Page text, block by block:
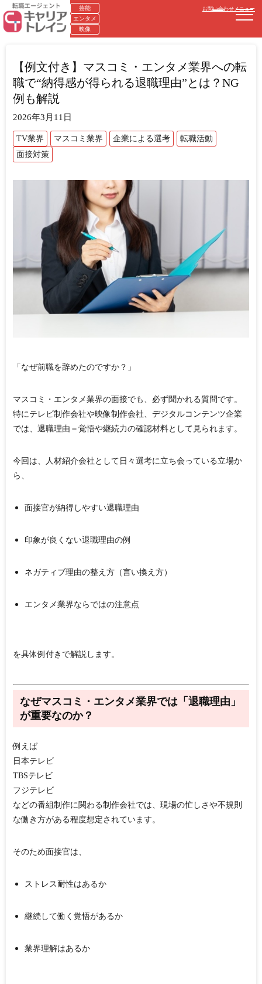
芸能
エンタメ
映像
お問い合わせメニュー
【例文付き】マスコミ・エンタメ業界への転
職で“納得感が得られる退職理由”とは？NG
例も解説
2026年3月11日
TV業界 マスコミ業界 企業による選考
転職活動
面接対策
「なぜ前職を辞めたのですか？」
マスコミ・エンタメ業界の面接でも、必ず聞かれる質問です。
特にテレビ制作会社や映像制作会社、デジタルコンテンツ企業
では、 退職理由＝覚悟や継続力の確認材料として見られます。
今回は、人材紹介会社として日々選考に立ち会っている立場か
ら、
面接官が納得しやすい退職理由
印象が良くない退職理由の例
ネガティブ理由の整え方（言い換え方）
エンタメ業界ならではの注意点
を具体例付きで解説します。
なぜマスコミ・エンタメ業界では「退職理由」
が重要なのか？
例えば
日本テレビ
TBSテレビ
フジテレビ
などの番組制作に関わる制作会社では、現場の忙しさや不規則
な働き方がある程度想定されています。
そのため面接官は、
ストレス耐性はあるか
継続して働く覚悟があるか
業界理解はあるか